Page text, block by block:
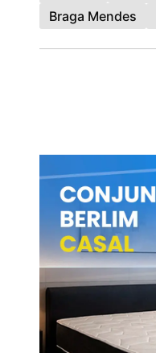
Braga Mendes